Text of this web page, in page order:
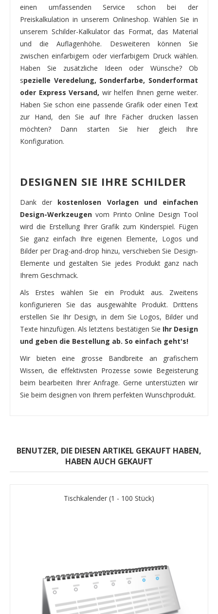
einen umfassenden Service schon bei der
Preiskalkulation in unserem Onlineshop. Wählen Sie in
unserem Schilder-Kalkulator das Format, das Material
und die Auflagenhöhe. Desweiteren können Sie
zwischen einfarbigem oder vierfarbigem Druck wählen.
Haben Sie zusätzliche Ideen oder Wünsche? Ob
spezielle Veredelung, Sonderfarbe, Sonderformat
oder Express Versand, wir helfen Ihnen gerne weiter.
Haben Sie schon eine passende Grafik oder einen Text
zur Hand, den Sie auf Ihre Fächer drucken lassen
möchten? Dann starten Sie hier gleich Ihre
Konfiguration.
DESIGNEN SIE IHRE SCHILDER
Dank der kostenlosen Vorlagen und einfachen
Design-Werkzeugen vom Printo Online Design Tool
wird die Erstellung Ihrer Grafik zum Kinderspiel. Fügen
Sie ganz einfach Ihre eigenen Elemente, Logos und
Bilder per Drag-and-drop hinzu, verschieben Sie Design-
Elemente und gestalten Sie jedes Produkt ganz nach
Ihrem Geschmack.
Als Erstes wählen Sie ein Produkt aus. Zweitens
konfigurieren Sie das ausgewählte Produkt. Drittens
erstellen Sie Ihr Design, in dem Sie Logos, Bilder und
Texte hinzufügen. Als letztens bestätigen Sie Ihr Design
und geben die Bestellung ab. So einfach geht's!
Wir bieten eine grosse Bandbreite an grafischem
Wissen, die effektivsten Prozesse sowie Begeisterung
beim bearbeiten Ihrer Anfrage. Gerne unterstüzten wir
Sie beim designen von Ihrem perfekten Wunschprodukt.
BENUTZER, DIE DIESEN ARTIKEL GEKAUFT HABEN,
HABEN AUCH GEKAUFT
Tischkalender (1 - 100 Stück)